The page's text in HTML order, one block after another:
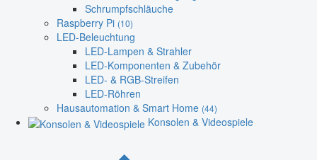
Schrumpfschläuche
Raspberry Pi (10)
LED-Beleuchtung
LED-Lampen & Strahler
LED-Komponenten & Zubehör
LED- & RGB-Streifen
LED-Röhren
Hausautomation & Smart Home (44)
Konsolen & Videospiele